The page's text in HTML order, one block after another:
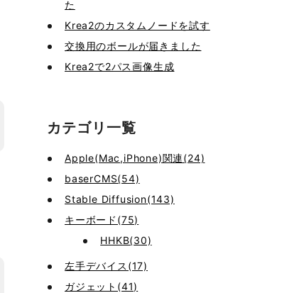
た
Krea2のカスタムノードを試す
交換用のボールが届きました
Krea2で2パス画像生成
カテゴリ一覧
Apple(Mac,iPhone)関連(24)
baserCMS(54)
Stable Diffusion(143)
キーボード(75)
HHKB(30)
左手デバイス(17)
ガジェット(41)